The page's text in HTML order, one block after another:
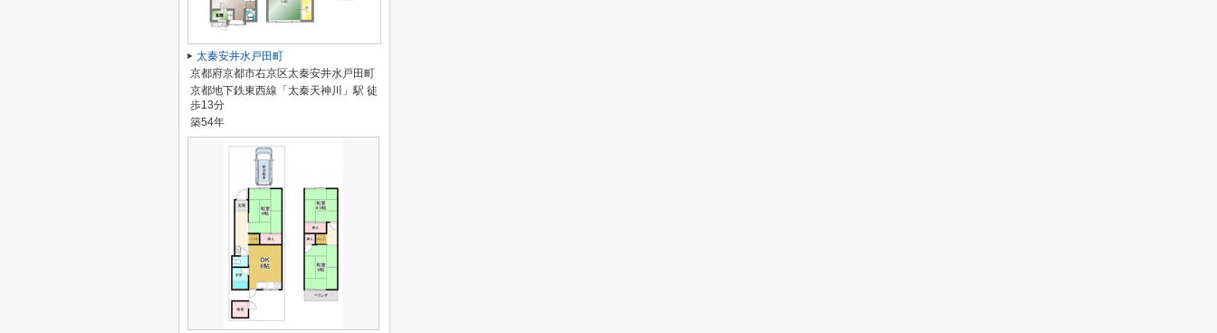
太秦安井水戸田町
京都府京都市右京区太秦安井水戸田町
京都地下鉄東西線「太秦天神川」駅 徒
歩13分
築54年